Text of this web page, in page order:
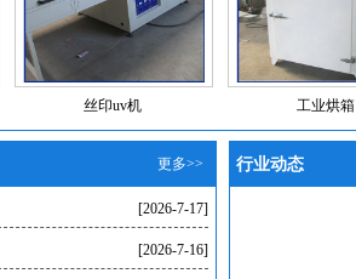
丝印uv机 工业烘箱
更多>>
[2026-7-17]
[2026-7-16]
行业动态